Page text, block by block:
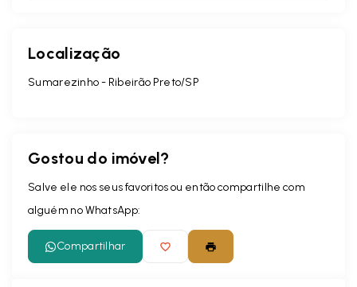
Localização
Sumarezinho - Ribeirão Preto/SP
Gostou do imóvel?
Salve ele nos seus favoritos ou então compartilhe com
alguém no WhatsApp:
Compartilhar